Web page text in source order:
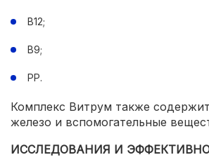
В12;
В9;
РР.
Комплекс Витрум также
железо и вспомогательные
ИССЛЕДОВАНИЯ И